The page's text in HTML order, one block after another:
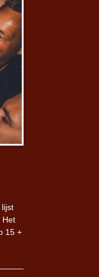
Het
15 +